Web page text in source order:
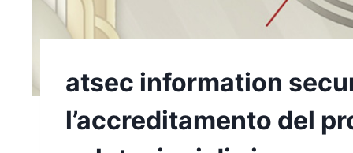
atsec information
l’accreditamento del